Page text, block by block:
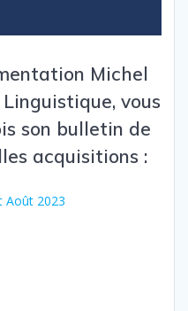
Michel
vous
son bulletin de
acquisitions :
Août 2023